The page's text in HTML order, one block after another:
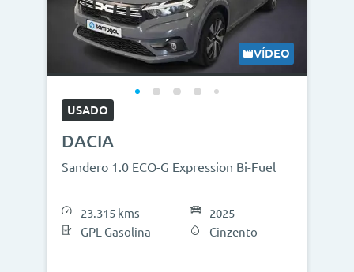
VÍDEO
USADO
DACIA
Sandero 1.0 ECO-G Expression Bi-Fuel
23.315 kms
GPL Gasolina
2025
Cinzento